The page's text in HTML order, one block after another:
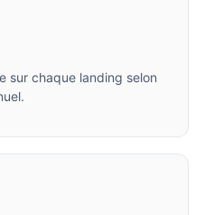
sur chaque landing selon